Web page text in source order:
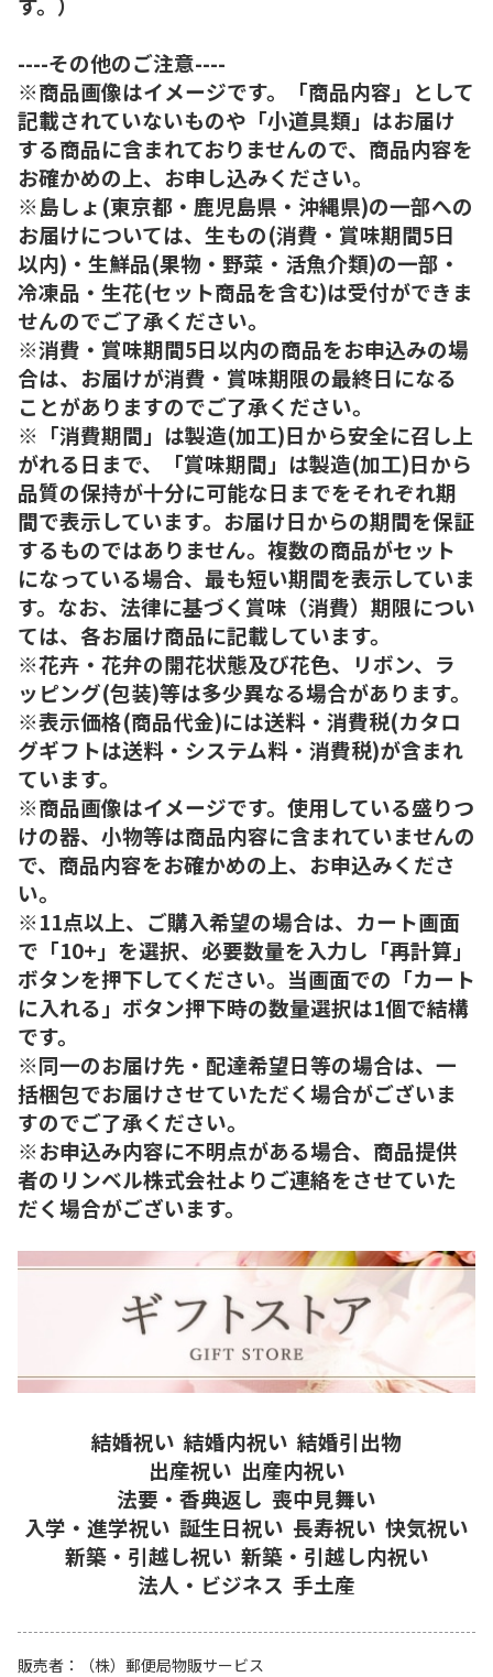
----その他のご注意----
※商品画像はイメージです。「商品内容」として
記載されていないものや「小道具類」はお届け
する商品に含まれておりませんので、商品内容を
お確かめの上、お申し込みください。
※島しょ(東京都・鹿児島県・沖縄県)の一部への
お届けについては、生もの(消費・賞味期間5日
以内)・生鮮品(果物・野菜・活魚介類)の一部・
冷凍品・生花(セット商品を含む)は受付ができま
せんのでご了承ください。
※消費・賞味期間5日以内の商品をお申込みの場
合は、お届けが消費・賞味期限の最終日になる
ことがありますのでご了承ください。
※「消費期間」は製造(加工)日から安全に召し上
がれる日まで、「賞味期間」は製造(加工)日から
品質の保持が十分に可能な日までをそれぞれ期
間で表示しています。お届け日からの期間を保証
するものではありません。複数の商品がセット
になっている場合、最も短い期間を表示していま
す。なお、法律に基づく賞味（消費）期限につい
ては、各お届け商品に記載しています。
※花卉・花弁の開花状態及び花色、リボン、ラ
ッピング(包装)等は多少異なる場合があります。
※表示価格(商品代金)には送料・消費税(カタロ
グギフトは送料・システム料・消費税)が含まれ
ています。
※商品画像はイメージです。使用している盛りつ
けの器、小物等は商品内容に含まれていませんの
で、商品内容をお確かめの上、お申込みくださ
い。
※11点以上、ご購入希望の場合は、カート画面
で「10+」を選択、必要数量を入力し「再計算」
ボタンを押下してください。当画面での「カート
に入れる」ボタン押下時の数量選択は1個で結構
です。
※同一のお届け先・配達希望日等の場合は、一
括梱包でお届けさせていただく場合がございま
すのでご了承ください。
※お申込み内容に不明点がある場合、商品提供
者のリンベル株式会社よりご連絡をさせていた
だく場合がございます。
結婚祝い 結婚内祝い 結婚引出物
出産祝い 出産内祝い
法要・香典返し 喪中見舞い
入学・進学祝い 誕生日祝い 長寿祝い 快気祝い
新築・引越し祝い 新築・引越し内祝い
法人・ビジネス 手土産
販売者
（株）郵便局物販サービス